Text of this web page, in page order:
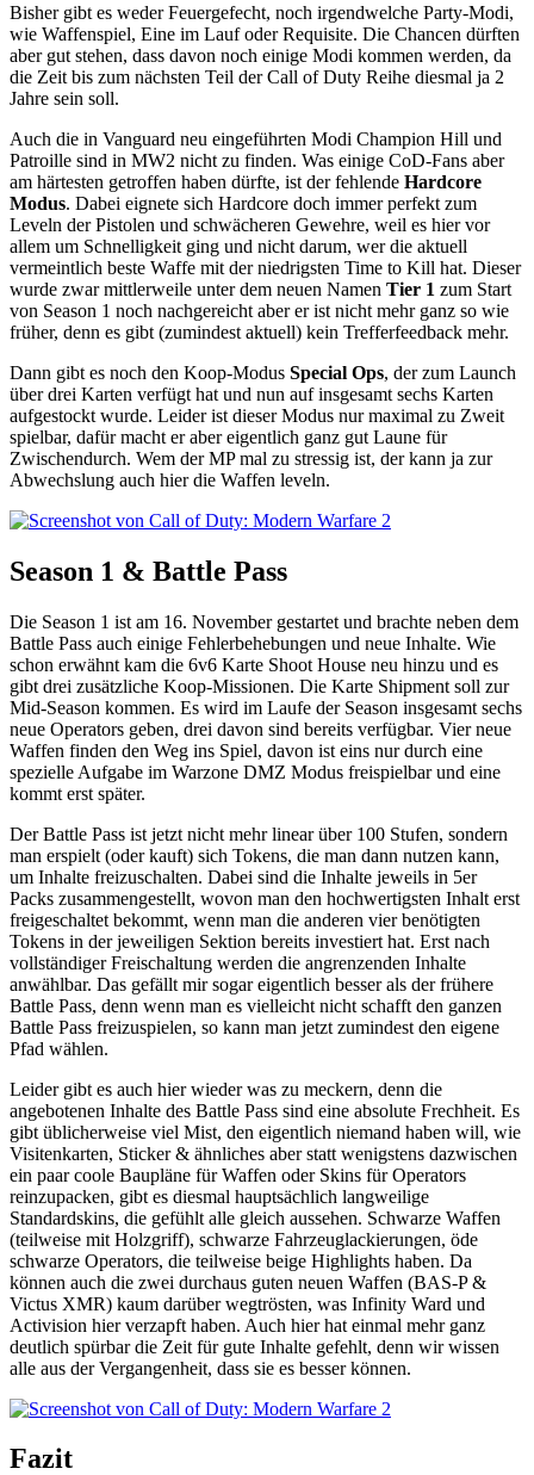
Bisher gibt es weder Feuergefecht, noch irgendwelche Party-Modi,
wie Waffenspiel, Eine im Lauf oder Requisite. Die Chancen dürften
aber gut stehen, dass davon noch einige Modi kommen werden, da
die Zeit bis zum nächsten Teil der Call of Duty Reihe diesmal ja 2
Jahre sein soll.
Auch die in Vanguard neu eingeführten Modi Champion Hill und
Patroille sind in MW2 nicht zu finden. Was einige CoD-Fans aber
am härtesten getroffen haben dürfte, ist der fehlende Hardcore
Modus. Dabei eignete sich Hardcore doch immer perfekt zum
Leveln der Pistolen und schwächeren Gewehre, weil es hier vor
allem um Schnelligkeit ging und nicht darum, wer die aktuell
vermeintlich beste Waffe mit der niedrigsten Time to Kill hat. Dieser
wurde zwar mittlerweile unter dem neuen Namen Tier 1 zum Start
von Season 1 noch nachgereicht aber er ist nicht mehr ganz so wie
früher, denn es gibt (zumindest aktuell) kein Trefferfeedback mehr.
Dann gibt es noch den Koop-Modus Special Ops, der zum Launch
über drei Karten verfügt hat und nun auf insgesamt sechs Karten
aufgestockt wurde. Leider ist dieser Modus nur maximal zu Zweit
spielbar, dafür macht er aber eigentlich ganz gut Laune für
Zwischendurch. Wem der MP mal zu stressig ist, der kann ja zur
Abwechslung auch hier die Waffen leveln.
Season 1 & Battle Pass
Die Season 1 ist am 16. November gestartet und brachte neben dem
Battle Pass auch einige Fehlerbehebungen und neue Inhalte. Wie
schon erwähnt kam die 6v6 Karte Shoot House neu hinzu und es
gibt drei zusätzliche Koop-Missionen. Die Karte Shipment soll zur
Mid-Season kommen. Es wird im Laufe der Season insgesamt sechs
neue Operators geben, drei davon sind bereits verfügbar. Vier neue
Waffen finden den Weg ins Spiel, davon ist eins nur durch eine
spezielle Aufgabe im Warzone DMZ Modus freispielbar und eine
kommt erst später.
Der Battle Pass ist jetzt nicht mehr linear über 100 Stufen, sondern
man erspielt (oder kauft) sich Tokens, die man dann nutzen kann,
um Inhalte freizuschalten. Dabei sind die Inhalte jeweils in 5er
Packs zusammengestellt, wovon man den hochwertigsten Inhalt erst
freigeschaltet bekommt, wenn man die anderen vier benötigten
Tokens in der jeweiligen Sektion bereits investiert hat. Erst nach
vollständiger Freischaltung werden die angrenzenden Inhalte
anwählbar. Das gefällt mir sogar eigentlich besser als der frühere
Battle Pass, denn wenn man es vielleicht nicht schafft den ganzen
Battle Pass freizuspielen, so kann man jetzt zumindest den eigene
Pfad wählen.
Leider gibt es auch hier wieder was zu meckern, denn die
angebotenen Inhalte des Battle Pass sind eine absolute Frechheit. Es
gibt üblicherweise viel Mist, den eigentlich niemand haben will, wie
Visitenkarten, Sticker & ähnliches aber statt wenigstens dazwischen
ein paar coole Baupläne für Waffen oder Skins für Operators
reinzupacken, gibt es diesmal hauptsächlich langweilige
Standardskins, die gefühlt alle gleich aussehen. Schwarze Waffen
(teilweise mit Holzgriff), schwarze Fahrzeuglackierungen, öde
schwarze Operators, die teilweise beige Highlights haben. Da
können auch die zwei durchaus guten neuen Waffen (BAS-P &
Victus XMR) kaum darüber wegtrösten, was Infinity Ward und
Activision hier verzapft haben. Auch hier hat einmal mehr ganz
deutlich spürbar die Zeit für gute Inhalte gefehlt, denn wir wissen
alle aus der Vergangenheit, dass sie es besser können.
Fazit